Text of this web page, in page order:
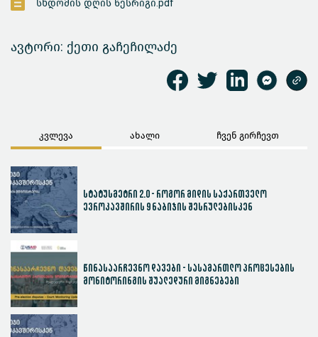
სხდომის დღის წესრიგი.pdf
ავტორი: ქეთი გაჩეჩილაძე
კვლევა ახალი ჩვენ გირჩევთ
სტატუსმეტრი 2.0 - როგორ მიდის საქართველო
ევროკავშირის 9 ნაბიჯის შესრულებისკენ
წინასაარჩევნო დავები - სასამართლო პროცესების
მონიტორინგის შუალედური მიგნებები